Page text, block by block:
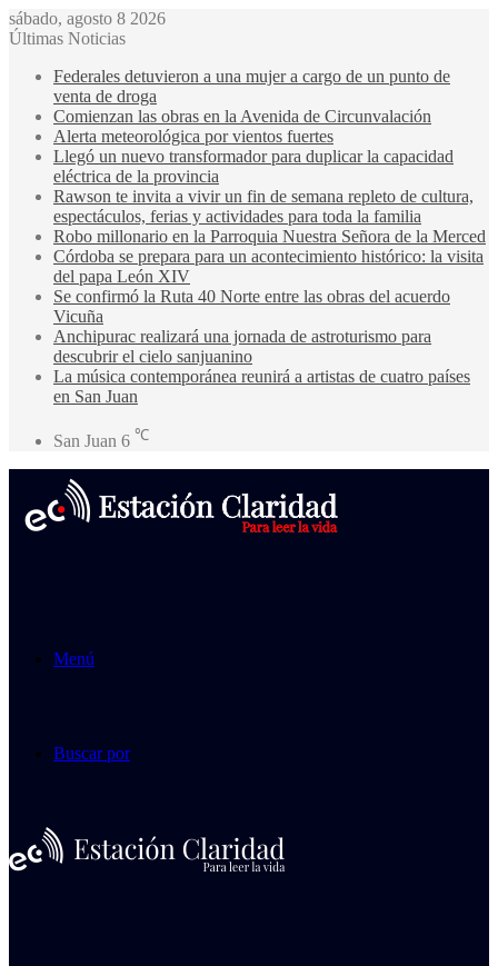
sábado, agosto 8 2026
Últimas Noticias
Federales detuvieron a una mujer a cargo de un punto de
venta de droga
Comienzan las obras en la Avenida de Circunvalación
Alerta meteorológica por vientos fuertes
Llegó un nuevo transformador para duplicar la capacidad
eléctrica de la provincia
Rawson te invita a vivir un fin de semana repleto de cultura,
espectáculos, ferias y actividades para toda la familia
Robo millonario en la Parroquia Nuestra Señora de la Merced
Córdoba se prepara para un acontecimiento histórico: la visita
del papa León XIV
Se confirmó la Ruta 40 Norte entre las obras del acuerdo
Vicuña
Anchipurac realizará una jornada de astroturismo para
descubrir el cielo sanjuanino
La música contemporánea reunirá a artistas de cuatro países
en San Juan
San Juan 6 ℃
Menú
Buscar por